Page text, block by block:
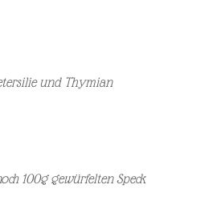
und Thymian
100g gewürfelten Speck